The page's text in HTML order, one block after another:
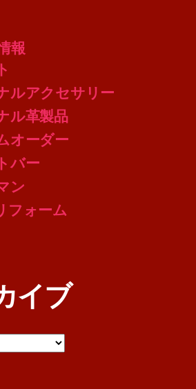
報
ルアクセサリー
ル革製品
オーダー
バー
ン
フォーム
イブ